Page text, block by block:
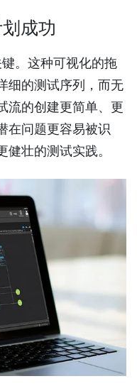
成功
。这种可视化的拖
细的测试序列，而无
流的创建更简单、更
在问题更容易被识
壮的测试实践。